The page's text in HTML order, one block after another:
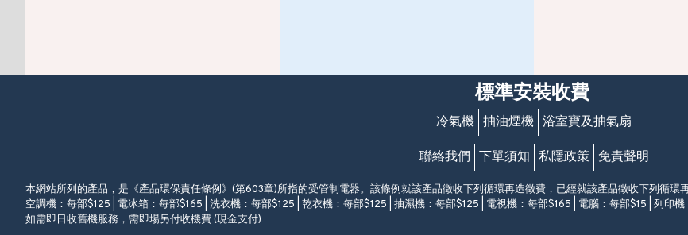
標準安裝收費
冷氣機 抽油煙機 浴室寶及抽氣扇
聯絡我們 下單須知 私隱政策 免責聲明
本網站所列的產品，是《產品環保責任條例》(第603章)所指的受管制電器。該條例就該產品徵收下列循環再造徵費，已經就該產品徵收下列循環
空調機：每部$125 | 電冰箱：每部$165 | 洗衣機：每部$125 | 乾衣機：每部$125 | 抽濕機：每部$125 | 電視機：每部$165 | 電腦：每部$15 | 列印
如需即日收舊機服務，需即場另付收機費 (現金支付)